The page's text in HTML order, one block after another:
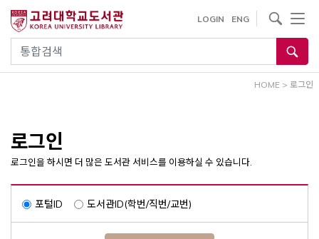
건
통합검색
LOGIN ENG
사이트내 검색
HOME > 로그인
로그인
로그인을 하시면 더 많은 도서관 서비스를 이용하실 수 있습니다.
포털ID 도서관ID(학번/직번/교번)